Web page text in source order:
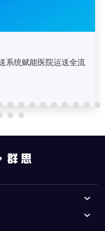
系统赋能医院运送全流